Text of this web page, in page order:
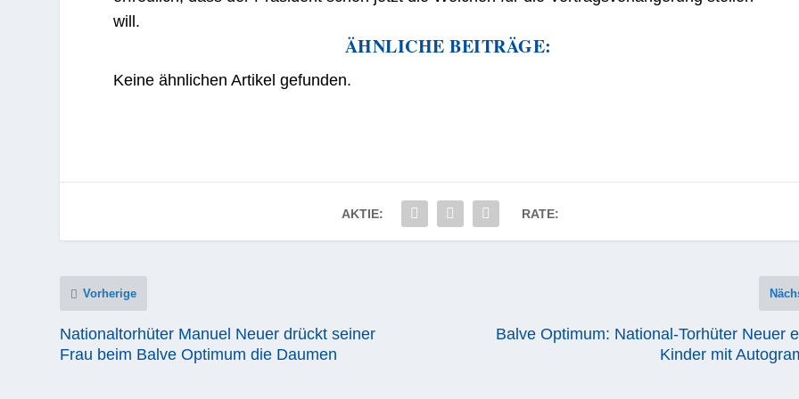
will.
ÄHNLICHE BEITRÄGE:
Keine ähnlichen Artikel gefunden.
AKTIE: RATE:
Vorherige
Nationaltorhüter Manuel Neuer drückt seiner
Frau beim Balve Optimum die Daumen
Balve Optimum: National-Torhüter Neuer
Kinder mit